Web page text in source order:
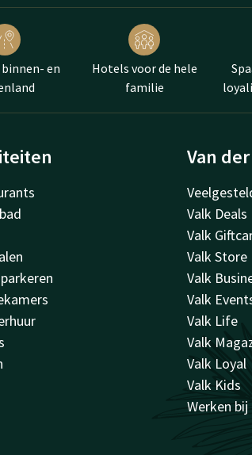
en
Hotels voor de hele
familie
Van
Valk Deals
Valk
Valk Store
Valk
Valk
Valk Life
Valk
Valk Loyal
Valk Kids
Werken bij